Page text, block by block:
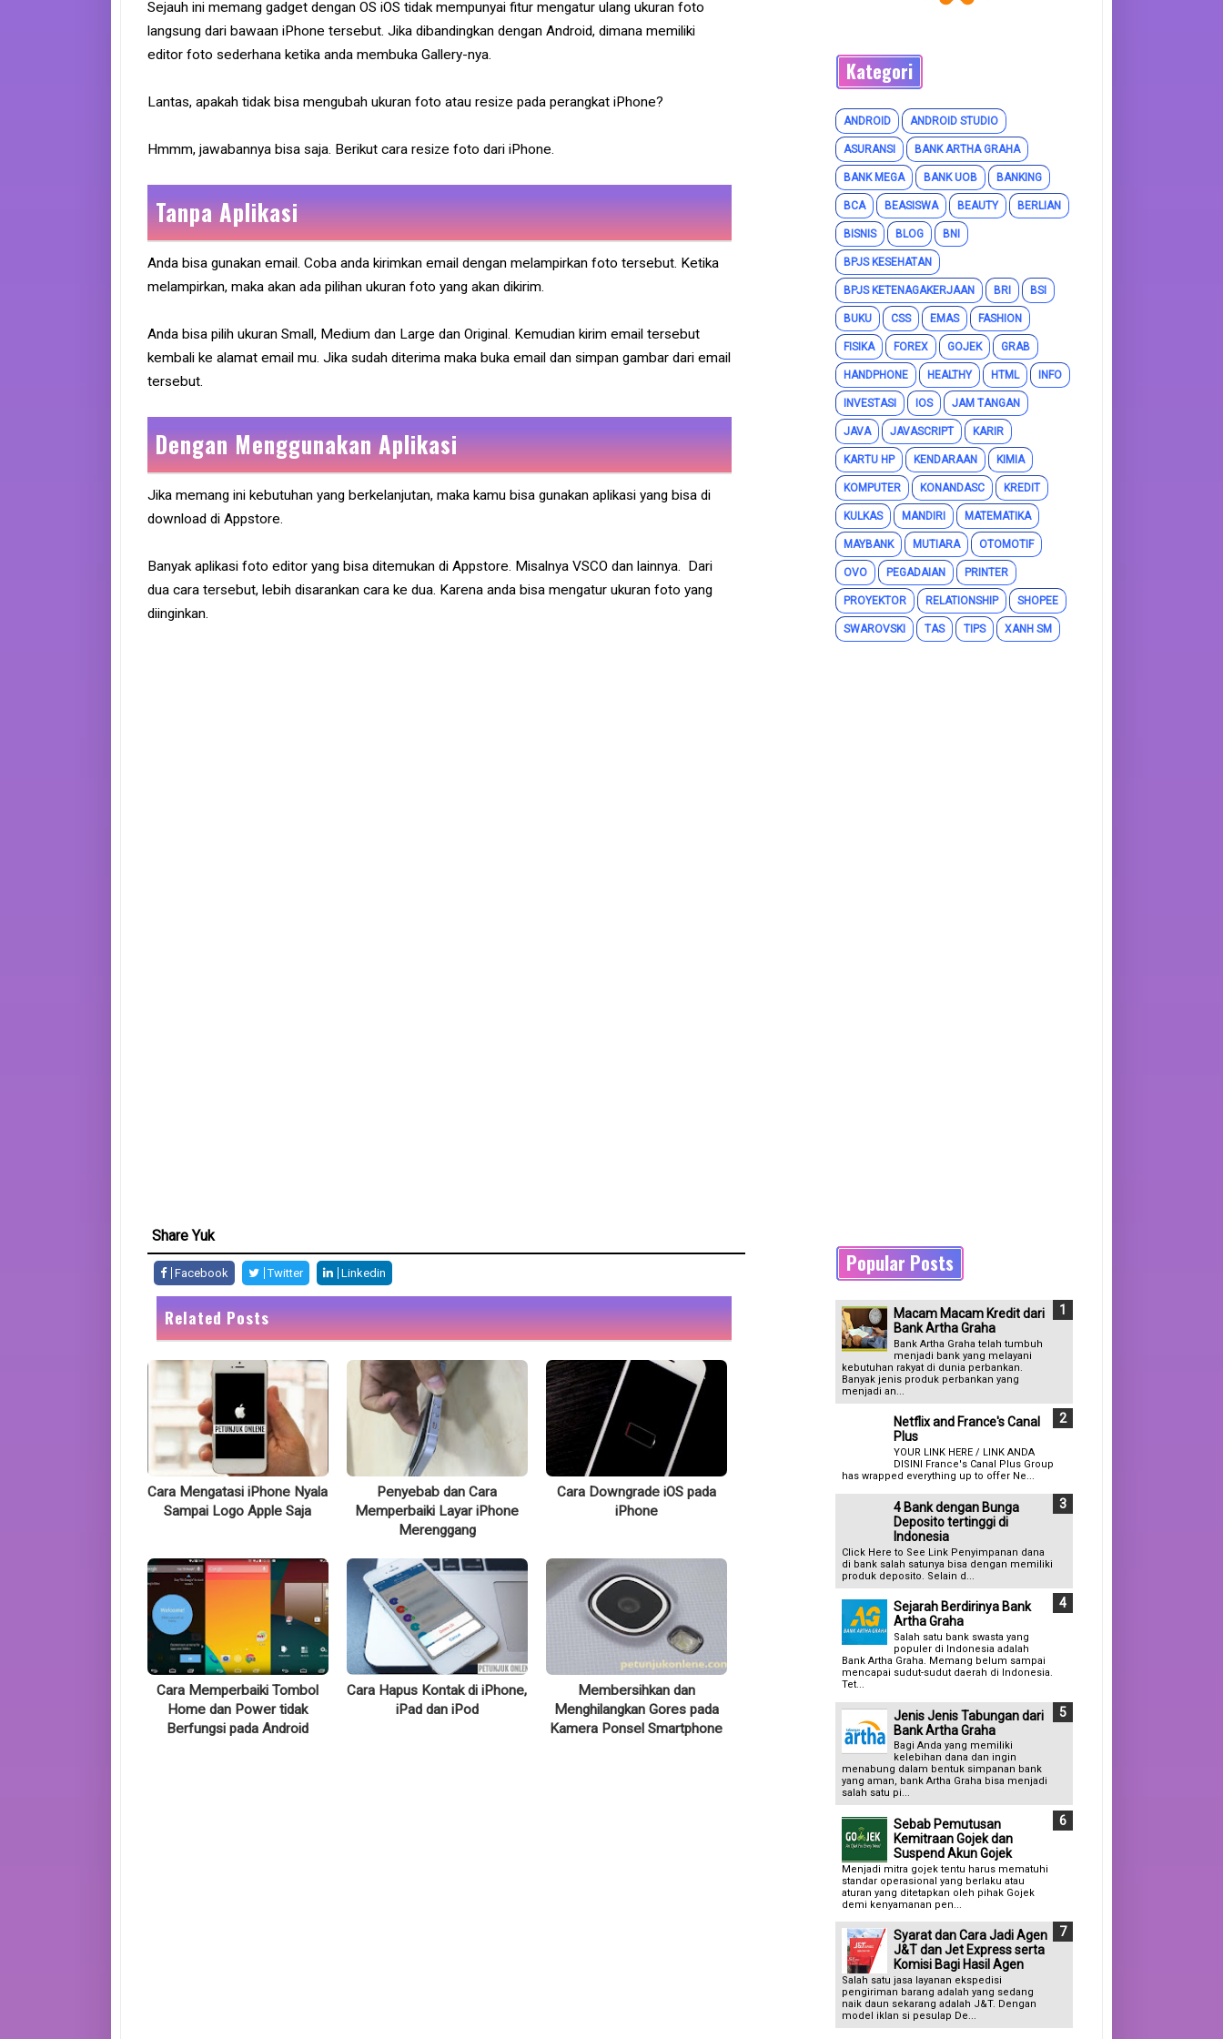
Sejauh ini memang gadget dengan OS iOS tidak mempunyai fitur mengatur ulang ukuran foto
langsung dari bawaan iPhone tersebut. Jika dibandingkan dengan Android, dimana memiliki
editor foto sederhana ketika anda membuka Gallery-nya.
Lantas, apakah tidak bisa mengubah ukuran foto atau resize pada perangkat iPhone?
Hmmm, jawabannya bisa saja. Berikut cara resize foto dari iPhone.
Tanpa Aplikasi
Anda bisa gunakan email. Coba anda kirimkan email dengan melampirkan foto tersebut. Ketika
melampirkan, maka akan ada pilihan ukuran foto yang akan dikirim.
Anda bisa pilih ukuran Small, Medium dan Large dan Original. Kemudian kirim email tersebut
kembali ke alamat email mu. Jika sudah diterima maka buka email dan simpan gambar dari email
tersebut.
Dengan Menggunakan Aplikasi
Jika memang ini kebutuhan yang berkelanjutan, maka kamu bisa gunakan aplikasi yang bisa di
download di Appstore.
Banyak aplikasi foto editor yang bisa ditemukan di Appstore. Misalnya VSCO dan lainnya. Dari
dua cara tersebut, lebih disarankan cara ke dua. Karena anda bisa mengatur ukuran foto yang
diinginkan.
Share Yuk
Facebook Twitter Linkedin
Related Posts
Cara Mengatasi iPhone Nyala
Sampai Logo Apple Saja
Penyebab dan Cara
Memperbaiki Layar iPhone
Merenggang
Cara Downgrade iOS pada
iPhone
Cara Memperbaiki Tombol
Home dan Power tidak
Berfungsi pada Android
Cara Hapus Kontak di iPhone,
iPad dan iPod
Membersihkan dan
Menghilangkan Gores pada
Kamera Ponsel Smartphone
Kategori
ANDROID ANDROID STUDIO
ASURANSI BANK ARTHA GRAHA
BANK MEGA BANK UOB BANKING
BCA BEASISWA BEAUTY BERLIAN
BISNIS BLOG BNI
BPJS KESEHATAN
BPJS KETENAGAKERJAAN BRI BSI
BUKU CSS EMAS FASHION
FISIKA FOREX GOJEK GRAB
HANDPHONE HEALTHY HTML INFO
INVESTASI IOS JAM TANGAN
JAVA JAVASCRIPT KARIR
KARTU HP KENDARAAN KIMIA
KOMPUTER KONANDASC KREDIT
KULKAS MANDIRI MATEMATIKA
MAYBANK MUTIARA OTOMOTIF
OVO PEGADAIAN PRINTER
PROYEKTOR RELATIONSHIP SHOPEE
SWAROVSKI TAS TIPS XANH SM
Popular Posts
Macam Macam Kredit dari
Bank Artha Graha
Bank Artha Graha telah tumbuh
menjadi bank yang melayani
kebutuhan rakyat di dunia perbankan.
Banyak jenis produk perbankan yang
menjadi an...
Netflix and France's Canal
Plus
YOUR LINK HERE / LINK ANDA
DISINI France's Canal Plus Group
has wrapped everything up to offer Ne...
4 Bank dengan Bunga
Deposito tertinggi di
Indonesia
Click Here to See Link Penyimpanan dana
di bank salah satunya bisa dengan memiliki
produk deposito. Selain d...
Sejarah Berdirinya Bank
Artha Graha
Salah satu bank swasta yang
populer di Indonesia adalah
Bank Artha Graha. Memang belum sampai
mencapai sudut-sudut daerah di Indonesia.
Tet...
Jenis Jenis Tabungan dari
Bank Artha Graha
Bagi Anda yang memiliki
kelebihan dana dan ingin
menabung dalam bentuk simpanan bank
yang aman, bank Artha Graha bisa menjadi
salah satu pi...
Sebab Pemutusan
Kemitraan Gojek dan
Suspend Akun Gojek
Menjadi mitra gojek tentu harus mematuhi
standar operasional yang berlaku atau
aturan yang ditetapkan oleh pihak Gojek
demi kenyamanan pen...
Syarat dan Cara Jadi Agen
J&T dan Jet Express serta
Komisi Bagi Hasil Agen
Salah satu jasa layanan ekspedisi
pengiriman barang adalah yang sedang
naik daun sekarang adalah J&T. Dengan
model iklan si pesulap De...